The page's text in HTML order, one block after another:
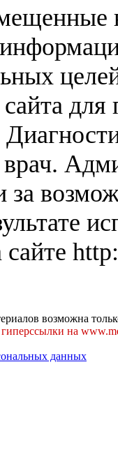
за
возможна
на
данных